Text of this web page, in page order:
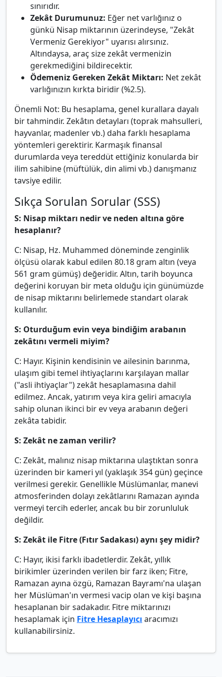
sınırıdır.
Zekât Durumunuz: Eğer net varlığınız o
günkü Nisap miktarının üzerindeyse, "Zekât
Vermeniz Gerekiyor" uyarısı alırsınız.
Altındaysa, araç size zekât vermenizin
gerekmediğini bildirecektir.
Ödemeniz Gereken Zekât Miktarı: Net zekât
varlığınızın kırkta biridir (%2.5).
Önemli Not: Bu hesaplama, genel kurallara dayalı
bir tahmindir. Zekâtın detayları (toprak mahsulleri,
hayvanlar, madenler vb.) daha farklı hesaplama
yöntemleri gerektirir. Karmaşık finansal
durumlarda veya tereddüt ettiğiniz konularda bir
ilim sahibine (müftülük, din alimi vb.) danışmanız
tavsiye edilir.
Sıkça Sorulan Sorular (SSS)
S: Nisap miktarı nedir ve neden altına göre
hesaplanır?
C: Nisap, Hz. Muhammed döneminde zenginlik
ölçüsü olarak kabul edilen 80.18 gram altın (veya
561 gram gümüş) değeridir. Altın, tarih boyunca
değerini koruyan bir meta olduğu için günümüzde
de nisap miktarını belirlemede standart olarak
kullanılır.
S: Oturduğum evin veya bindiğim arabanın
zekâtını vermeli miyim?
C: Hayır. Kişinin kendisinin ve ailesinin barınma,
ulaşım gibi temel ihtiyaçlarını karşılayan mallar
("asli ihtiyaçlar") zekât hesaplamasına dahil
edilmez. Ancak, yatırım veya kira geliri amacıyla
sahip olunan ikinci bir ev veya arabanın değeri
zekâta tabidir.
S: Zekât ne zaman verilir?
C: Zekât, malınız nisap miktarına ulaştıktan sonra
üzerinden bir kameri yıl (yaklaşık 354 gün) geçince
verilmesi gerekir. Genellikle Müslümanlar, manevi
atmosferinden dolayı zekâtlarını Ramazan ayında
vermeyi tercih ederler, ancak bu bir zorunluluk
değildir.
S: Zekât ile Fitre (Fıtır Sadakası) aynı şey midir?
C: Hayır, ikisi farklı ibadetlerdir. Zekât, yıllık
birikimler üzerinden verilen bir farz iken; Fitre,
Ramazan ayına özgü, Ramazan Bayramı'na ulaşan
her Müslüman'ın vermesi vacip olan ve kişi başına
hesaplanan bir sadakadır. Fitre miktarınızı
hesaplamak için Fitre Hesaplayıcı aracımızı
kullanabilirsiniz.